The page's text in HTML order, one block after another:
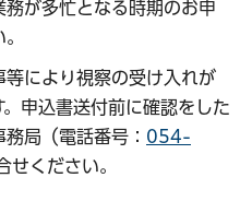
務が多忙となる時期のお申
等により視察の受け入れが
申込書送付前に確認をした
局（電話番号： 054-
せください。